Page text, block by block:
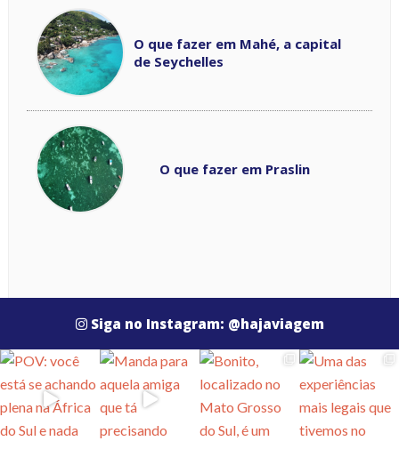
O que fazer em Mahé, a capital
de Seychelles
O que fazer em Praslin
Siga no Instagram: @hajaviagem